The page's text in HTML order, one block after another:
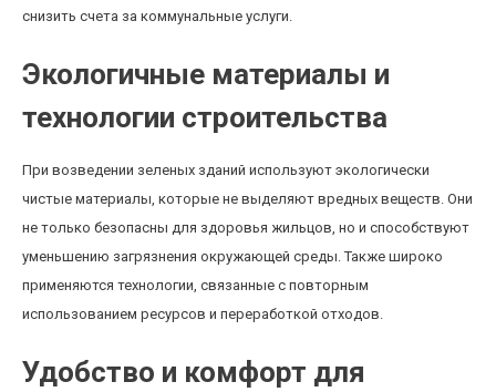
снизить счета за коммунальные услуги.
Экологичные материалы и
технологии строительства
При возведении зеленых зданий используют экологически
чистые материалы, которые не выделяют вредных веществ. Они
не только безопасны для здоровья жильцов, но и способствуют
уменьшению загрязнения окружающей среды. Также широко
применяются технологии, связанные с повторным
использованием ресурсов и переработкой отходов.
Удобство и комфорт для